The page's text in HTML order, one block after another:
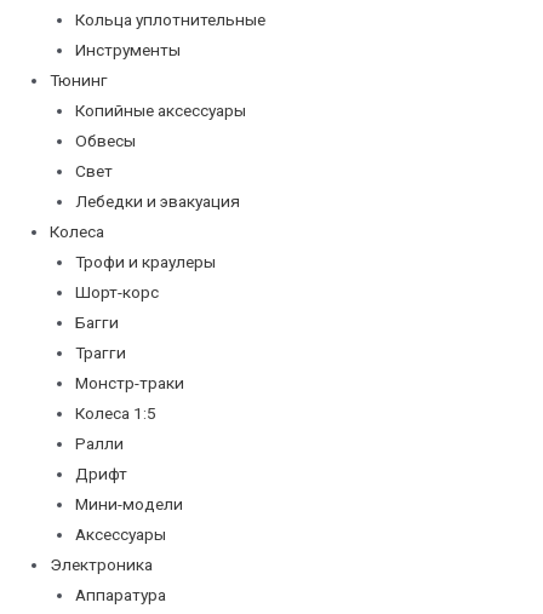
Кольца уплотнительные
Инструменты
Тюнинг
Копийные аксессуары
Обвесы
Свет
Лебедки и эвакуация
Колеса
Трофи и краулеры
Шорт-корс
Багги
Трагги
Монстр-траки
Колеса 1:5
Ралли
Дрифт
Мини-модели
Аксессуары
Электроника
Аппаратура